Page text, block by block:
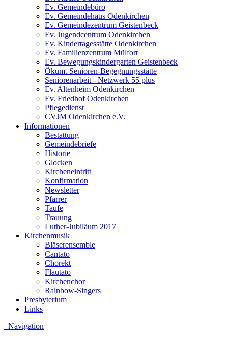
Ev. Gemeindebüro
Ev. Gemeindehaus Odenkirchen
Ev. Gemeindezentrum Geistenbeck
Ev. Jugendcentrum Odenkirchen
Ev. Kindertagesstätte Odenkirchen
Ev. Familienzentrum Mülfort
Ev. Bewegungskindergarten Geistenbeck
Ökum. Senioren-Begegnungsstätte
Seniorenarbeit - Netzwerk 55 plus
Ev. Altenheim Odenkirchen
Ev. Friedhof Odenkirchen
Pflegedienst
CVJM Odenkirchen e.V.
Informationen
Bestattung
Gemeindebriefe
Historie
Glocken
Kircheneintritt
Konfirmation
Newsletter
Pfarrer
Taufe
Trauung
Luther-Jubiläum 2017
Kirchenmusik
Bläserensemble
Cantato
Chorekt
Flautato
Kirchenchor
Rainbow-Singers
Presbyterium
Links
Navigation